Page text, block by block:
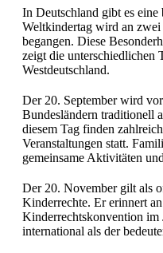
In Deutschland gibt es
Weltkindertag wird an zwei
begangen. Diese
zeigt die unterschiedlichen
Westdeutschland.
Der 20. September wird
Bundesländern traditionell
diesem Tag finden
Veranstaltungen statt.
gemeinsame Aktivitäten
Der 20. November gilt als
Kinderrechte. Er erinnert
Kinderrechtskonvention im
international als der